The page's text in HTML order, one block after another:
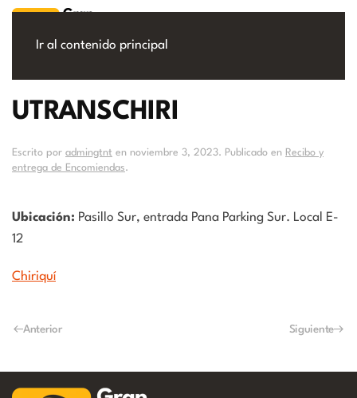
Ir al contenido principal
UTRANSCHIRI
Escrito por admingtnt en noviembre 3, 2023. Publicado en Recibo y
entrega de Encomiendas.
Ubicación: Pasillo Sur, entrada Pana Parking Sur. Local E-
12
Chiriquí
Anterior Siguiente